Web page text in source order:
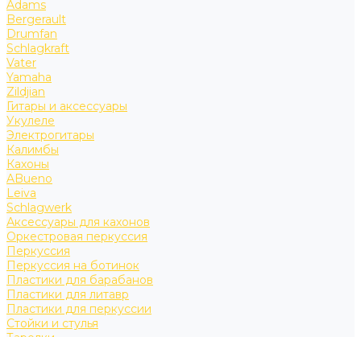
Adams
Bergerault
Drumfan
Schlagkraft
Vater
Yamaha
Zildjian
Гитары и аксессуары
Укулеле
Электрогитары
Калимбы
Кахоны
ABueno
Leiva
Schlagwerk
Аксессуары для кахонов
Оркестровая перкуссия
Перкуссия
Перкуссия на ботинок
Пластики для барабанов
Пластики для литавр
Пластики для перкуссии
Стойки и стулья